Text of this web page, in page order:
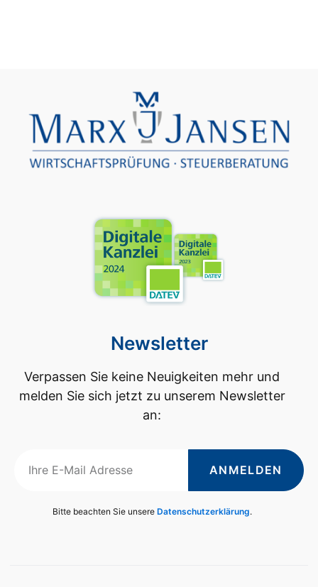
Newsletter
Verpassen Sie keine Neuigkeiten mehr und
melden Sie sich jetzt zu unserem Newsletter
an:
ANMELDEN
Bitte beachten Sie unsere Datenschutzerklärung.